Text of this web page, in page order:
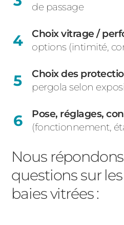
de passage
Choix vitrage /
options (intimité,
Choix des
pergola selon
Pose, réglages,
(fonctionnement,
Nous
questions sur
baies vitrées :